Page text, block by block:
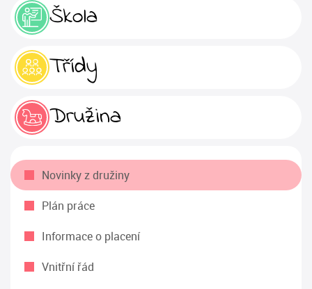
Škola
Třídy
Družina
Novinky z družiny
Plán práce
Informace o placení
Vnitřní řád